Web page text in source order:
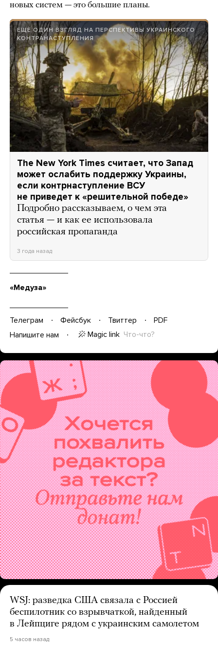
новых систем — это большие планы.
ЕЩЕ ОДИН ВЗГЛЯД НА ПЕРСПЕКТИВЫ УКРАИНСКОГО
КОНТРАНАСТУПЛЕНИЯ
The New York Times считает, что Запад
может ослабить поддержку Украины,
если контрнаступление ВСУ
не приведет к «решительной победе»
Подробно рассказываем, о чем эта
статья — и как ее использовала
российская пропаганда
3 года назад
«Медуза»
Телеграм Фейсбук Твиттер
PDF
Напишите нам
Magic link Что-что?
WSJ: разведка США связала с Россией
беспилотник со взрывчаткой, найденный
в Лейпциге рядом с украинским самолетом
5 часов назад